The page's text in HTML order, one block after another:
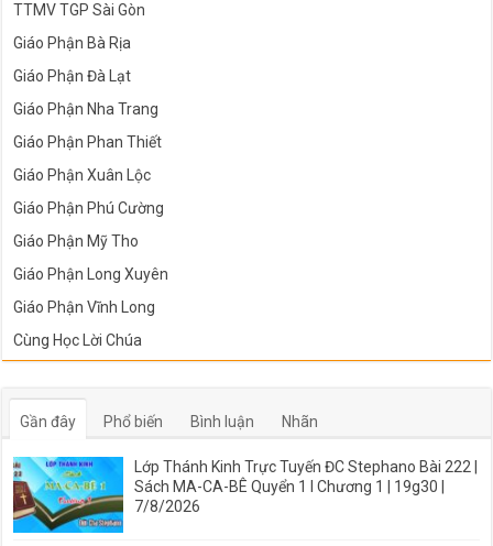
TTMV TGP Sài Gòn
Giáo Phận Bà Rịa
Giáo Phận Đà Lạt
Giáo Phận Nha Trang
Giáo Phận Phan Thiết
Giáo Phận Xuân Lộc
Giáo Phận Phú Cường
Giáo Phận Mỹ Tho
Giáo Phận Long Xuyên
Giáo Phận Vĩnh Long
Cùng Học Lời Chúa
Gần đây Phổ biến Bình luận Nhãn
Lớp Thánh Kinh Trực Tuyến ĐC Stephano Bài 222 |
Sách MA-CA-BÊ Quyển 1 I Chương 1 | 19g30 |
7/8/2026